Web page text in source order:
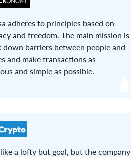
adheres to principles based on
and freedom. The main mission is
down barriers between people and
and make transactions as
and simple as possible.
a lofty but goal, but the company